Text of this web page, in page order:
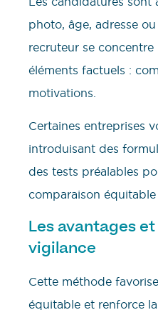
photo, âge, adresse
recruteur se
éléments factuels :
motivations.
Certaines entreprises
introduisant des
des tests préalables
comparaison équitable
Les avantages
vigilance
Cette méthode
équitable et renforce